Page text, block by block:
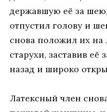
державшую её за
отпустил голову и
снова положил их
старухи, заставив её
назад и широко
Латексный член